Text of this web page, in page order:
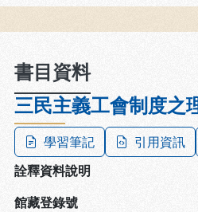
書目資料
三民主義工會制度之
學習筆記 引用資訊
詮釋資料說明
館藏登錄號